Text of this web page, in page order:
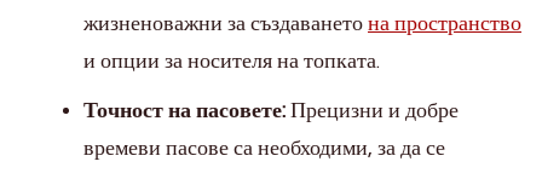
жизненоважни за създаването на пространство
и опции за носителя на топката.
Точност на пасовете: Прецизни и добре
времеви пасове са необходими, за да се